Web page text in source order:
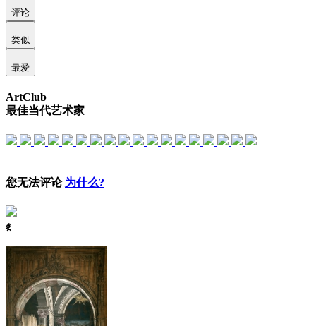
评论
类似
最爱
ArtClub
最佳当代艺术家
您无法评论 为什么?
ꈅ